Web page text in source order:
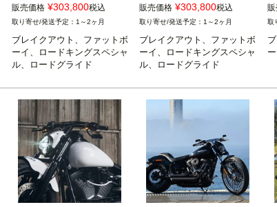
販売価格 ¥303,800税込
1～2ヶ月
ブレイクアウト、ファットボ
ーイ、ロードキングスペシャ
ル、ロードグライド
販売価格 ¥303,800税込
1～2ヶ月
ブレイクアウト、ファットボ
ーイ、ロードキングスペシャ
ル、ロードグライド